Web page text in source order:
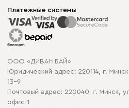
Способы оплаты
Рассрочка и кредит
Гарантия
Карта сайта
Политика конфиденциальности
Политика в отношении обработки
Корпусная мебель
Распродажа мебели
Платежные системы
ООО «ДИВАН БАЙ»
Юридический адрес: 220114, г.
13-9
Почтовый адрес: 220040, г. Минск,
офис 1